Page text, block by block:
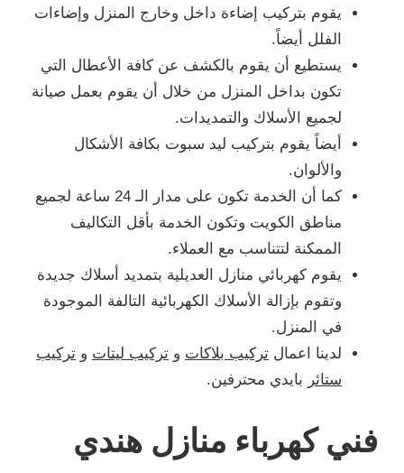
يقوم بتركيب إضاءة داخل وخارج المنزل وإضاءات
الفلل أيضاً.
يستطيع أن يقوم بالكشف عن كافة الأعطال التي
تكون بداخل المنزل من خلال أن يقوم بعمل صيانة
لجميع الأسلاك والتمديدات.
أيضاً يقوم بتركيب ليد سبوت بكافة الأشكال
والألوان.
كما أن الخدمة تكون على مدار الـ 24 ساعة لجميع
مناطق الكويت وتكون الخدمة بأقل التكاليف
الممكنة لتتناسب مع العملاء.
يقوم كهربائي منازل العديلية بتمديد أسلاك جديدة
وتقوم بإزالة الأسلاك الكهربائية التالفة الموجودة
في المنزل.
لدينا اعمال تركيب بلاكات و تركيب ليتات و تركيب
ستائر بايدي محترفين.
فني كهرباء منازل هندي